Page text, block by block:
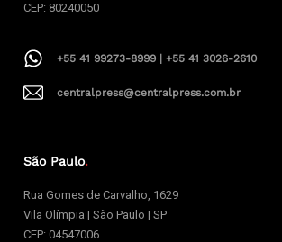
CEP: 80240050
+55 41 99273-8999 | +55 41 3026-2610
centralpress@centralpress.com.br
São Paulo.
Rua Gomes de Carvalho, 1629
Vila Olímpia | São Paulo | SP
CEP: 04547006